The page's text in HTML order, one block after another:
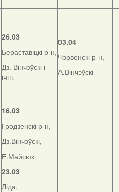
26.03
Бераставіцкі р-н,
Дз. Вінчэўскі і
інш.
03.04
Чэрвенскі р-н,
А.Вінчэўскі
16.03
Гродзенскі р-н,
Дз.Вінчэўскі,
Е.Майсюк
23.03
Ліда,